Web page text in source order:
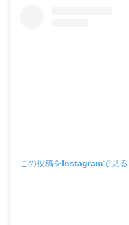
この投稿をInstagramで見る